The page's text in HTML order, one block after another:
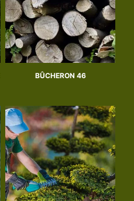
BÛCHERON 46